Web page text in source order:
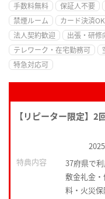
手数料無料
保証人不要
禁煙ルーム
カード決済OK
法人契約歓迎
出張・研修
テレワーク・在宅勤務可
特急対応可
【リピーター限定】
特典内容
37府県で
敷金礼金
料・火災